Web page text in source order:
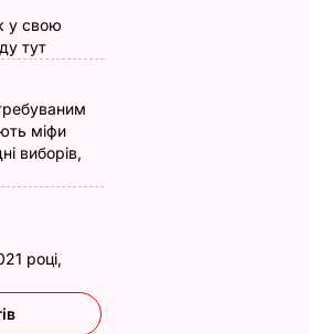
й ніжні
у свою
тут
міфи
виборів,
році,